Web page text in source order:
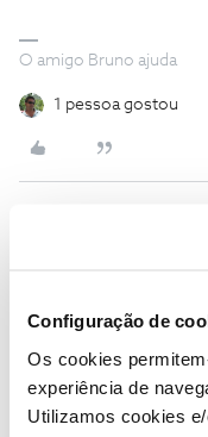
Configuração de
Os cookies
experiência de
Utilizamos cookies
O amigo Bruno ajuda
1 pessoa gostou
​​O@Armindo Mateusdeu
Qualquer questão, fale
Obrigado